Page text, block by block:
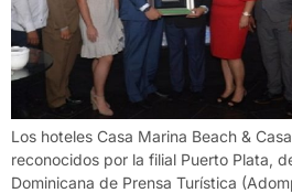
Los hoteles Casa Marina Beach &
reconocidos por la filial Puerto Plata,
Dominicana de Prensa Turística